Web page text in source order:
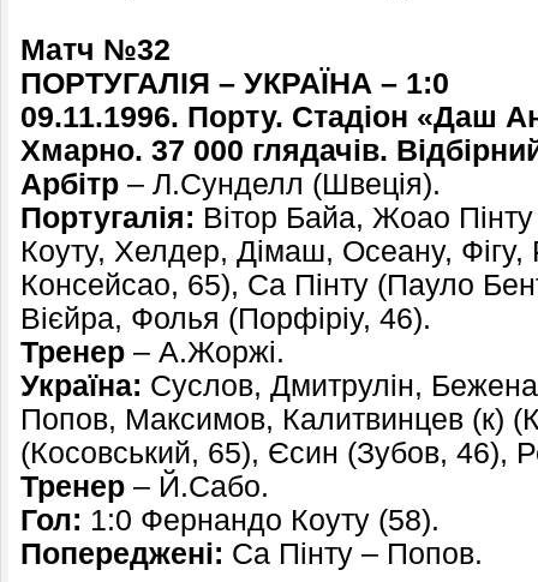
Матч №32
ПОРТУГАЛІЯ – УКРАЇНА – 1:0
09.11.1996. Порту. Стадіон «Даш
Хмарно. 37 000 глядачів.
Арбітр – Л.Сунделл (Швеція).
Португалія: Вітор Байа, Жоао
Коуту, Хелдер, Дімаш, Осеану,
Консейсао, 65), Са Пінту (Пауло
Вієйра, Фолья (Порфіріу, 46).
Тренер – А.Жоржі.
Україна: Суслов, Дмитрулін,
Попов, Максимов, Калитвинцев (к)
(Косовський, 65), Єсин (Зубов, 46),
Тренер – Й.Сабо.
Гол: 1:0 Фернандо Коуту (58).
Попереджені: Са Пінту – Попов.